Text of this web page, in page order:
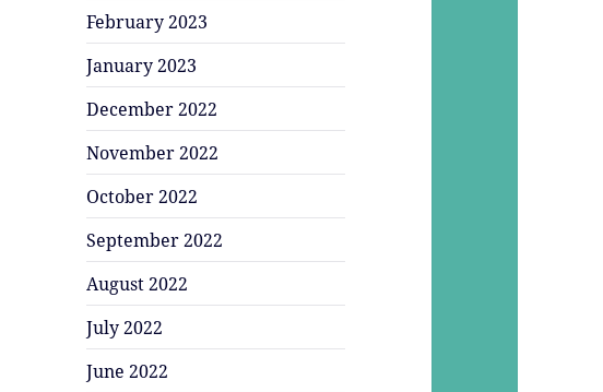
February 2023
January 2023
December 2022
November 2022
October 2022
September 2022
August 2022
July 2022
June 2022